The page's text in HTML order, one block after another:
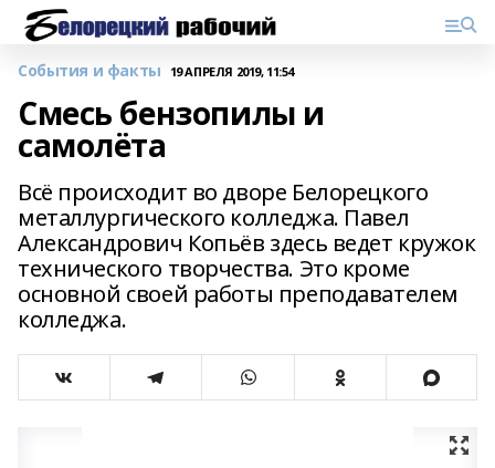
События и факты 19 АПРЕЛЯ 2019, 11:54
Смесь бензопилы и
самолёта
Всё происходит во дворе Белорецкого
металлургического колледжа. Павел
Александрович Копьёв здесь ведет кружок
технического творчества. Это кроме
основной своей работы преподавателем
колледжа.